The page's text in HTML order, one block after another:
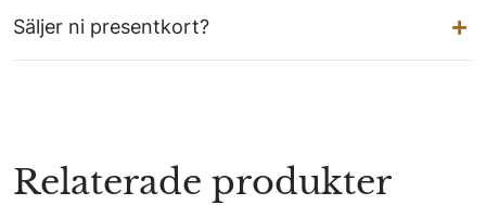
Säljer ni presentkort?
Relaterade produkter